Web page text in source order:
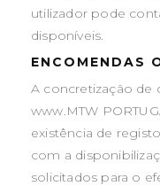
utilizador pode
disponíveis.
ENCOMENDAS
A concretização de
www.MTW
existência de
com a
solicitados para o